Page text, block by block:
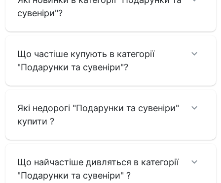
сувеніри"?
Що частіше купують в категорії
"Подарунки та сувеніри"?
Які недорогі "Подарунки та сувеніри"
купити ?
Що найчастіше дивляться в категорії
"Подарунки та сувеніри" ?